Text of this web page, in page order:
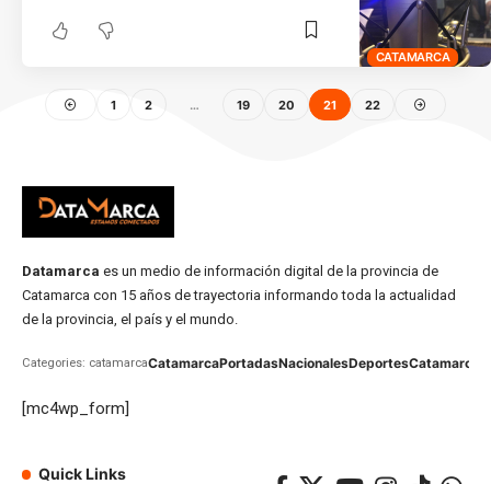
CATAMARCA
1 2 … 19 20 21 22
Datamarca es un medio de información digital de la provincia de
Catamarca con 15 años de trayectoria informando toda la actualidad
de la provincia, el país y el mundo.
Categories: catamarcaCatamarcaPortadasNacionalesDeportesCatamarca
[mc4wp_form]
Quick Links